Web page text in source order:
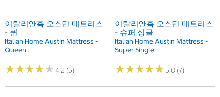
이탈리안홈 오스틴 매트리스
- 퀸
Italian Home Austin Mattress -
Queen
★★★★★
★★★★★ 4.2 (5)
이탈리안홈 오스틴 매트리스
- 슈퍼 싱글
Italian Home Austin Mattress -
Super Single
★★★★★
★★★★★ 5.0 (7)